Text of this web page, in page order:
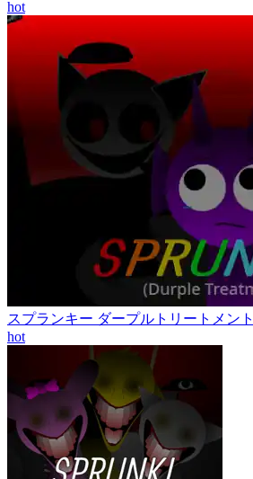
hot
スプランキー ダープルトリートメント
hot